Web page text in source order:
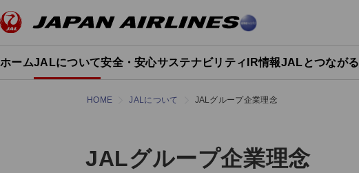
ホームJALについて安全・安心サステナビリティ IR情報JALとつながる
HOME JALについて JALグループ企業理念
JALグループ企業理念